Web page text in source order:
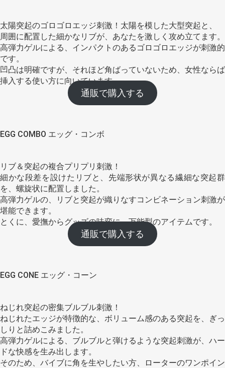
太陽突起のゴロゴロエッジ刺激！太陽を模した大型突起と、
周囲に配置した細かなリブが、あなたを激しく攻め立てます。
高弾力ゲルによる、インパクトのあるゴロゴロエッジが刺激的
です。
凹凸は明確ですが、それほど角ばっていないため、女性ならば
挿入する使い方に向いています。
通販で購入する
EGG COMBO エッグ・コンボ
リブ＆突起の複合プリプリ刺激！
細かな段差を設けたリブと、先端形状が異なる繊細な突起群
を、螺旋状に配置しました。
高弾力ゲルの、リブと突起が織りなすコンビネーション刺激が
堪能できます。
とくに、愛撫からグッズの味変に、万能型のアイテムです。
通販で購入する
EGG CONE エッグ・コーン
ねじれ突起の密集ブルブル刺激！
ねじれたエッジが特徴的な、ボリューム感のある突起を、ぎっ
しりと詰めこみました。
高弾力ゲルによる、ブルブルと弾けるような突起刺激が、ハー
ドな快感を生み出します。
そのため、バイブに角を生やしたい方、ローターのワンポイン